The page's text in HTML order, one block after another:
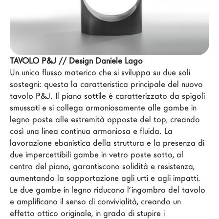
Press
Cataloghi
Contatti
Lavora con noi
Language
TAVOLO P&J // Design Daniele Lago
Un unico flusso materico che si sviluppa su due soli
sostegni: questa la caratteristica principale del nuovo
tavolo P&J. Il piano sottile è caratterizzato da spigoli
smussati e si collega armoniosamente alle gambe in
legno poste alle estremità opposte del top, creando
così una linea continua armoniosa e fluida. La
lavorazione ebanistica della struttura e la presenza di
due impercettibili gambe in vetro poste sotto, al
centro del piano, garantiscono solidità e resistenza,
aumentando la sopportazione agli urti e agli impatti.
Le due gambe in legno riducono l’ingombro del tavolo
e amplificano il senso di convivialità, creando un
effetto ottico originale, in grado di stupire i